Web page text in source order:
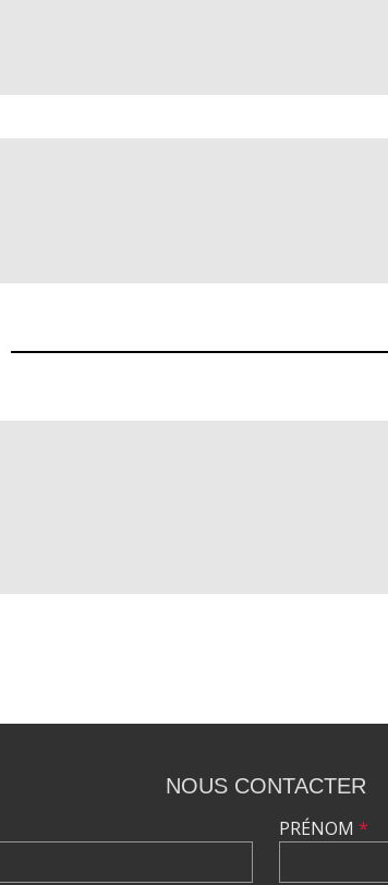
NOUS CONTACTER
PRÉNOM *